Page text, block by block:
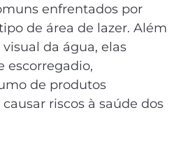
enfrentados por
de área de lazer. Além
da água, elas
escorregadio,
de produtos
riscos à saúde dos